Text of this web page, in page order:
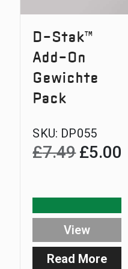
D-Stak™
Add-On
Gewichte
Pack
SKU: DP055
£7.49 Original
was:
£7.49.
£5.00
Read More:
View